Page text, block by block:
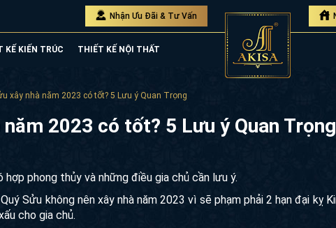
Nhận Ưu Đãi & Tư Vấn
KẾ KIẾN TRÚC THIẾT KẾ NỘI THẤT
xây nhà năm 2023 có tốt? 5 Lưu ý Quan Trọng
năm 2023 có tốt? 5 Lưu ý Quan Trọng
phong thủy và những điều gia chủ cần lưu ý.
Sửu không nên xây nhà năm 2023 vì sẽ phạm phải 2 hạn đại kỵ
cho gia chủ.